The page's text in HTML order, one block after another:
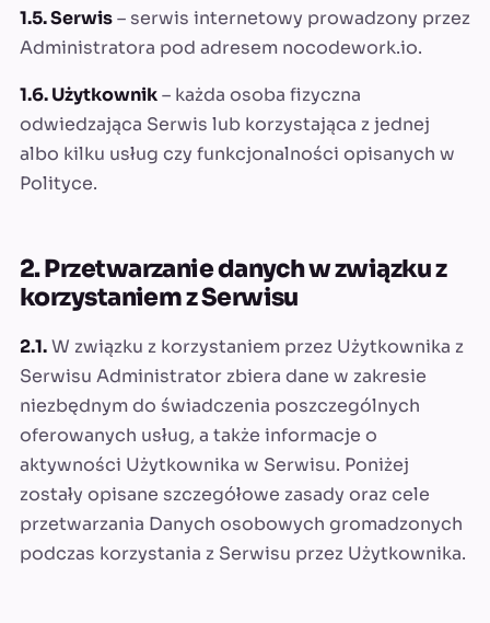
1.5. Serwis– serwis internetowy prowadzony przez
Administratora pod adresem nocodework.io.
1.6. Użytkownik– każda osoba fizyczna
odwiedzająca Serwis lub korzystająca z jednej
albo kilku usług czy funkcjonalności opisanych w
Polityce.
2. Przetwarzanie danych w związku z
korzystaniem z Serwisu
2.1.W związku z korzystaniem przez Użytkownika z
Serwisu Administrator zbiera dane w zakresie
niezbędnym do świadczenia poszczególnych
oferowanych usług, a także informacje o
aktywności Użytkownika w Serwisu. Poniżej
zostały opisane szczegółowe zasady oraz cele
przetwarzania Danych osobowych gromadzonych
podczas korzystania z Serwisu przez Użytkownika.